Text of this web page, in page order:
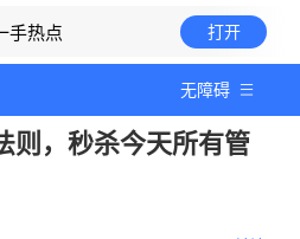
手热点 打开
无障碍
则，秒杀今天所有管